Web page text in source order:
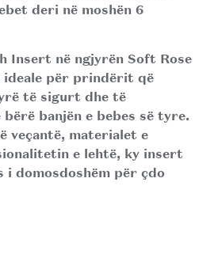
deri në moshën 6
Insert në ngjyrën Soft Rose
ideale për prindërit që
të sigurt dhe të
banjën e bebes së tyre.
veçantë, materialet e
e lehtë, ky insert
i domosdoshëm për çdo